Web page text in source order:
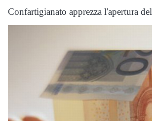
Confartigianato apprezza l'apertura